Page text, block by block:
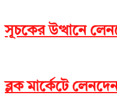
সূচকের উত্থানে
ব্লক মার্কেটে